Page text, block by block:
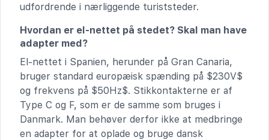
udfordrende i nærliggende turiststeder.
Hvordan er el-nettet på stedet? Skal man have
adapter med?
El-nettet i Spanien, herunder på Gran Canaria,
bruger standard europæisk spænding på $230V$
og frekvens på $50Hz$. Stikkontakterne er af
Type C og F, som er de samme som bruges i
Danmark. Man behøver derfor ikke at medbringe
en adapter for at oplade og bruge dansk